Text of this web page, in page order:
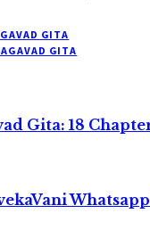
GITA
GITA
Gita: 18